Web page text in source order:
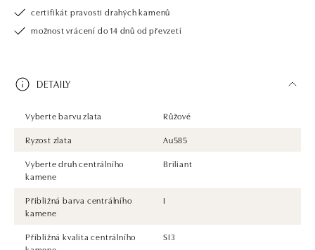
certifikát pravosti drahých kamenů
možnost vrácení do 14 dnů od převzetí
DETAILY
Vyberte barvu zlata
Růžové
Ryzost zlata
Au585
Vyberte druh centrálního
kamene
Briliant
Přibližná barva centrálního
kamene
I
Přibližná kvalita centrálního
SI3